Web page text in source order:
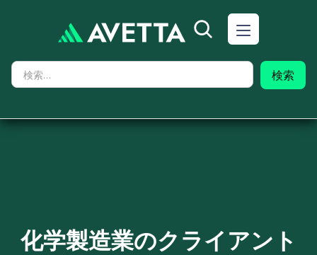
化学製造業のクライアント